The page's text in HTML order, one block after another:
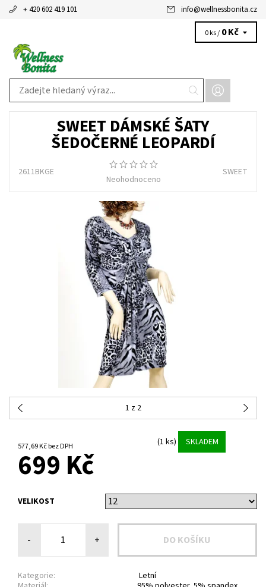
+ 420 602 419 101 info@wellnessbonita.cz
0 ks / 0 Kč
SWEET DÁMSKÉ ŠATY
ŠEDOČERNÉ LEOPARDÍ
2611BKGE
Neohodnoceno
SWEET
1 z 2
577,69 Kč bez DPH (1 ks) SKLADEM
699 Kč
VELIKOST
- +
Kategorie:
Letní